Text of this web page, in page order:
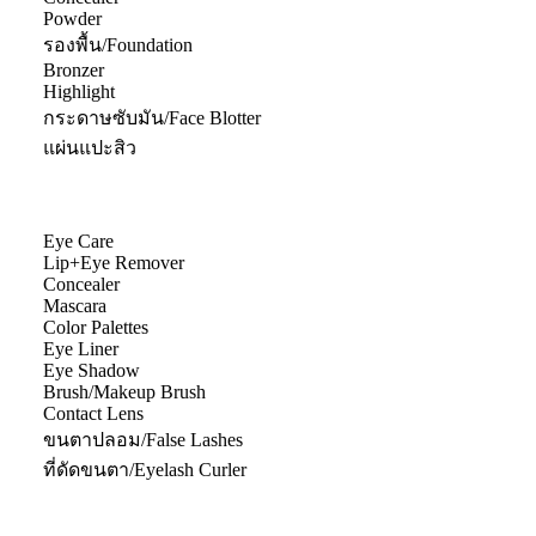
Powder
รองพื้น/Foundation
Bronzer
Highlight
กระดาษซับมัน/Face Blotter
แผ่นแปะสิว
Eye Care
Lip+Eye Remover
Concealer
Mascara
Color Palettes
Eye Liner
Eye Shadow
Brush/Makeup Brush
Contact Lens
ขนตาปลอม/False Lashes
ที่ดัดขนตา/Eyelash Curler